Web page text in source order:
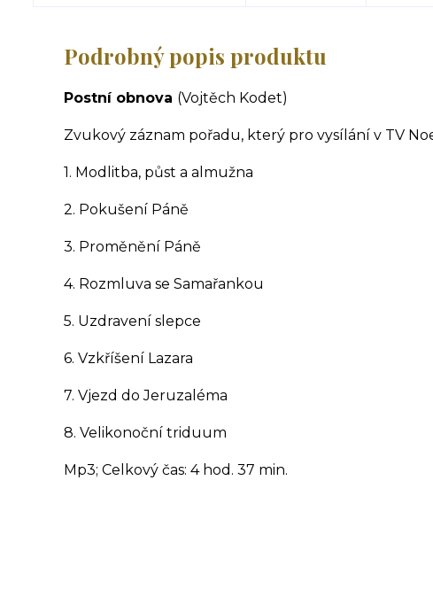
Podrobný popis produktu
Postní obnova (Vojtěch Kodet)
Zvukový záznam pořadu, který pro vysílání v TV
1. Modlitba, půst a almužna
2. Pokušení Páně
3. Proměnění Páně
4. Rozmluva se Samařankou
5. Uzdravení slepce
6. Vzkříšení Lazara
7. Vjezd do Jeruzaléma
8. Velikonoční triduum
Mp3; Celkový čas: 4 hod. 37 min.